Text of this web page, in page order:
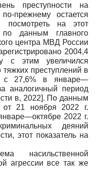
преступности на
прежнему остается
посмотреть на этот
данным главного
центра МВД России
2004,4
с этим увеличился
преступлений в
с 27,6% в январе—
аналогичный период
в, 2022]. По данным
21 ноября 2022 г.
2022 г.
деяний
этот показатель на
насильственной
агрессии все так же